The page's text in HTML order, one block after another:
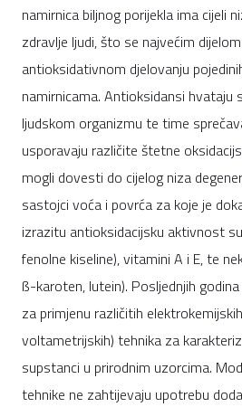
namirnica biljnog porijekla ima cijeli
zdravlje ljudi, što se najvećim
antioksidativnom djelovanju
namirnicama. Antioksidansi hvataju
ljudskom organizmu te time
usporavaju različite štetne
mogli dovesti do cijelog niza
sastojci voća i povrća za koje je
izrazitu antioksidacijsku aktivnost
fenolne kiseline), vitamini A i E, te
ß-karoten, lutein). Posljednjih
za primjenu različitih
voltametrijskih) tehnika za
supstanci u prirodnim uzorcima.
tehnike ne zahtijevaju upotrebu